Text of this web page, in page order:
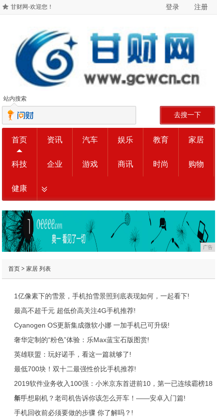
甘财网-欢迎您！ 登录 注册
站内搜索
去搜一下
首页 资讯 汽车 娱乐 教育 家居
科技 企业 游戏 商讯 时尚 购物
健康
广告
首页> 家居列表
1亿像素下的雪景，手机拍雪景照到底表现如何，一起看下!
最高不超千元 超低价高关注4G手机推荐!
Cyanogen OS更新集成微软小娜 一加手机已可升级!
奢华定制的“粉色”体验：乐Max蓝宝石版图赏!
英雄联盟：玩好诺手，看这一篇就够了!
最低700块！双十二最强性价比手机推荐!
2019软件业务收入100强：小米京东首进前10，第一已连续霸榜18
年!
新手想刷机？老司机告诉你该怎么开车！——安卓入门篇!
手机回收前必须要做的步骤 你了解吗？!